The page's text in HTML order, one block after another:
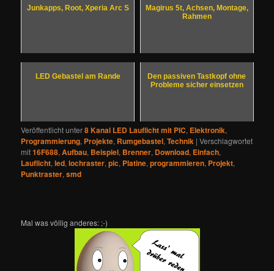
Junkapps, Root, Xperia Arc S
Magirus 5t, Achsen, Montage,
Rahmen
LED Gebastel am Rande
Den passiven Tastkopf ohne
Probleme sicher einsetzen
Veröffentlicht unter8 Kanal LED Lauflicht mit PIC, Elektronik,
Programmierung, Projekte, Rumgebastel,Technik |Verschlagwortet
mit16F688,Aufbau, Beispiel, Brenner, Download, Einfach,
Lauflicht,led,lochraster,pic, Platine,programmieren, Projekt,
Punktraster,smd
Mal was völlig anderes: ;-)